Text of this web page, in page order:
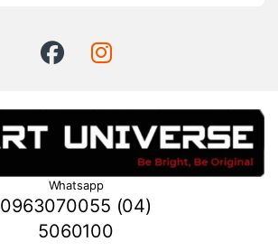
Whatsapp
0963070055 (04)
5060100